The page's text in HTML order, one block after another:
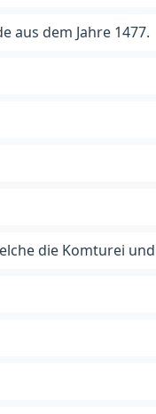
aus dem Jahre 1477.
die Komturei